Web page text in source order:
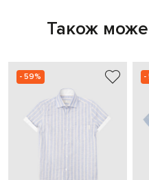
Також
- 59% -